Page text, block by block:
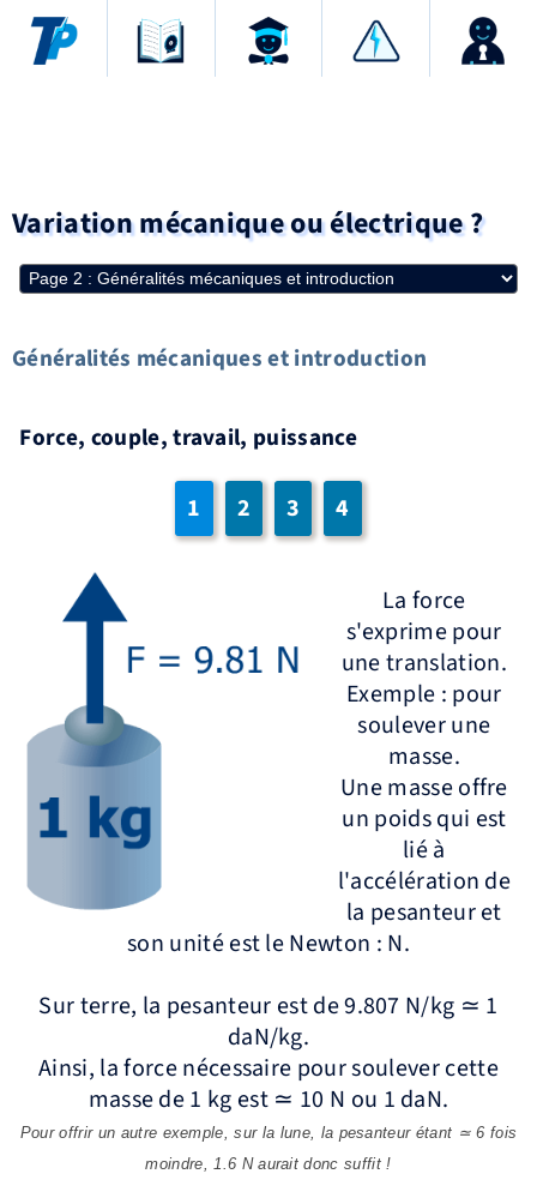
Variation mécanique ou électrique ?
Généralités mécaniques et introduction
Force, couple, travail, puissance
1 2 3 4
La force
s'exprime pour
une translation.
Exemple : pour
soulever une
masse.
Une masse offre
un poids qui est
lié à
l'accélération de
la pesanteur et
son unité est le Newton : N.
Sur terre, la pesanteur est de 9.807 N/kg ≃ 1
daN/kg.
Ainsi, la force nécessaire pour soulever cette
masse de 1 kg est ≃ 10 N ou 1 daN.
Pour offrir un autre exemple, sur la lune, la pesanteur étant ≃ 6 fois
moindre, 1.6 N aurait donc suffit !